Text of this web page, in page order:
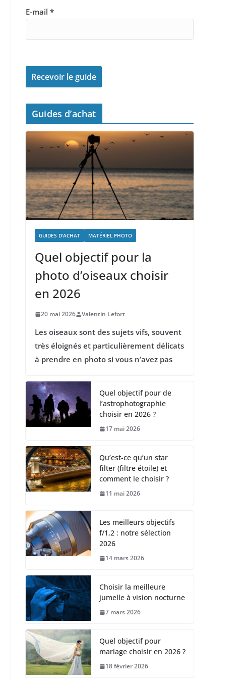
E-mail *
Guides d’achat
GUIDES D'ACHAT MATÉRIEL PHOTO
Quel objectif pour la
photo d’oiseaux choisir
en 2026
20 mai 2026 Valentin Lefort
Les oiseaux sont des sujets vifs, souvent
très éloignés et particulièrement délicats
à prendre en photo si vous n’avez pas
Quel objectif pour de
l’astrophotographie
choisir en 2026 ?
17 mai 2026
Qu’est-ce qu’un star
filter (filtre étoile) et
comment le choisir ?
11 mai 2026
Les meilleurs objectifs
f/1,2 : notre sélection
2026
14 mars 2026
Choisir la meilleure
jumelle à vision nocturne
7 mars 2026
Quel objectif pour
mariage choisir en 2026 ?
18 février 2026